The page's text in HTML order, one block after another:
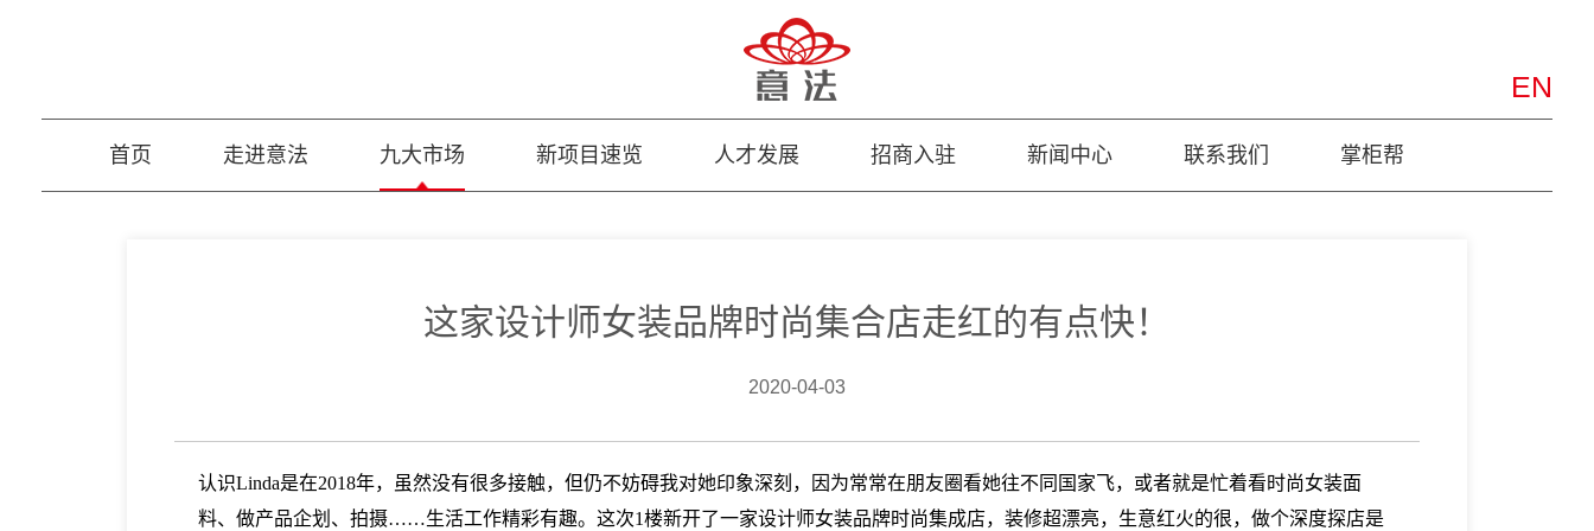
EN
首页 走进意法 九大市场 新项目速览 人才发展 招商入驻 新闻中心 联系我们 掌柜帮
这家设计师女装品牌时尚集合店走红的有点快！
2020-04-03
认识Linda是在2018年，虽然没有很多接触，但仍不妨碍我对她印象深刻，因为常常在朋友圈看她往不同国家飞，或者就是忙着看时尚女装面
料、做产品企划、拍摄……生活工作精彩有趣。这次1楼新开了一家设计师女装品牌时尚集成店，装修超漂亮，生意红火的很，做个深度探店是